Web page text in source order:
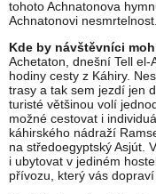
tohoto Achnatonova
Achnatonovi nesmrtelnost.
Kde by návštěvníci
Achetaton, dnešní Tell
hodiny cesty z Káhiry.
trasy a tak sem jezdí jen
turisté většinou volí
možné cestovat i
káhirského nádraží
na středoegyptský Asjút.
i ubytovat v jediném
přívozu, který vás